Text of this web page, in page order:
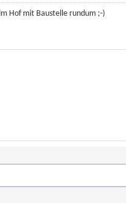
Hof mit Baustelle rundum ;-)